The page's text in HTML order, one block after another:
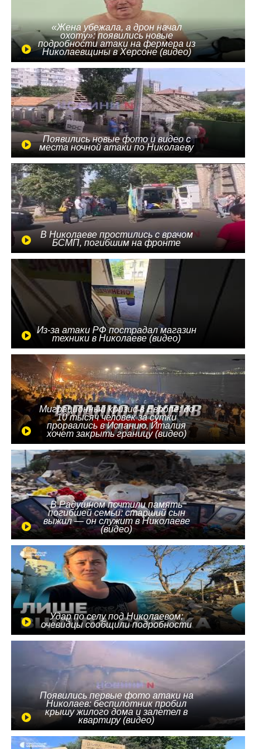
«Жена убежала, а дрон начал
охоту»: появились новые
подробности атаки на фермера из
Николаевщины в Херсоне (видео)
Появились новые фото и видео с
места ночной атаки по Николаеву
В Николаеве простились с врачом
БСМП, погибшим на фронте
Из-за атаки РФ пострадал магазин
техники в Николаеве (видео)
Миграционный кризис в Европе: до
10 тысяч человек за сутки
прорвались в Испанию, Италия
хочет закрыть границу (видео)
В Радушном почтили память
погибшей семьи: старший сын
выжил — он служит в Николаеве
(видео)
Удар по селу под Николаевом:
очевидцы сообщили подробности
Появились первые фото атаки на
Николаев: беспилотник пробил
крышу жилого дома и залетел в
квартиру (видео)